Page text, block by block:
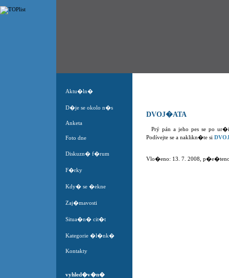
DVOJ�ATA
Prý pán a jeho pes se po
Podívejte se a naklikn�te si
Vlo�eno: 13. 7. 2008, p�e�teno
Aktu�ln�
D�je se okolo n�s
Anketa
Foto dne
Diskuzn� f�rum
F�rky
Kdy� se �ekne
Zaj�mavosti
Situa�n� cit�t
Kategorie �l�nk�
Kontakty
vyhled�v�n�